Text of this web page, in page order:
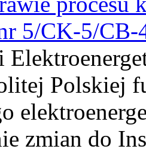
5/CK-5/CB-
Polskiej
zmian do